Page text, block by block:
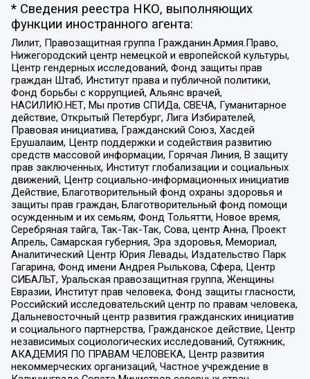
* Сведения реестра НКО, выполняющих
функции иностранного агента:
Лилит, Правозащитная группа Гражданин.Армия.Право,
Нижегородский центр немецкой и европейской культуры,
Центр гендерных исследований, Фонд защиты прав
граждан Штаб, Институт права и публичной политики,
Фонд борьбы с коррупцией, Альянс врачей,
НАСИЛИЮ.НЕТ, Мы против СПИДа, СВЕЧА, Гуманитарное
действие, Открытый Петербург, Лига Избирателей,
Правовая инициатива, Гражданский Союз, Хасдей
Ерушалаим, Центр поддержки и содействия развитию
средств массовой информации, Горячая Линия, В защиту
прав заключенных, Институт глобализации и социальных
движений, Центр социально-информационных инициатив
Действие, Благотворительный фонд охраны здоровья и
защиты прав граждан, Благотворительный фонд помощи
осужденным и их семьям, Фонд Тольятти, Новое время,
Серебряная тайга, Так-Так-Так, Сова, центр Анна, Проект
Апрель, Самарская губерния, Эра здоровья, Мемориал,
Аналитический Центр Юрия Левады, Издательство Парк
Гагарина, Фонд имени Андрея Рылькова, Сфера, Центр
СИБАЛЬТ, Уральская правозащитная группа, Женщины
Евразии, Институт прав человека, Фонд защиты гласности,
Российский исследовательский центр по правам человека,
Дальневосточный центр развития гражданских инициатив
и социального партнерства, Гражданское действие, Центр
независимых социологических исследований, Сутяжник,
АКАДЕМИЯ ПО ПРАВАМ ЧЕЛОВЕКА, Центр развития
некоммерческих организаций, Частное учреждение в